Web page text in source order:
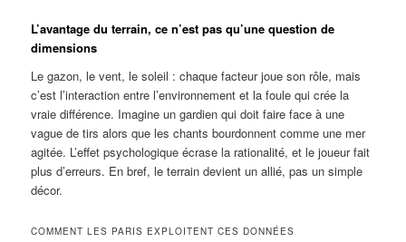
L’avantage du terrain, ce n’est pas qu’une question de
dimensions
Le gazon, le vent, le soleil : chaque facteur joue son rôle, mais
c’est l’interaction entre l’environnement et la foule qui crée la
vraie différence. Imagine un gardien qui doit faire face à une
vague de tirs alors que les chants bourdonnent comme une mer
agitée. L’effet psychologique écrase la rationalité, et le joueur fait
plus d’erreurs. En bref, le terrain devient un allié, pas un simple
décor.
COMMENT LES PARIS EXPLOITENT CES DONNÉES